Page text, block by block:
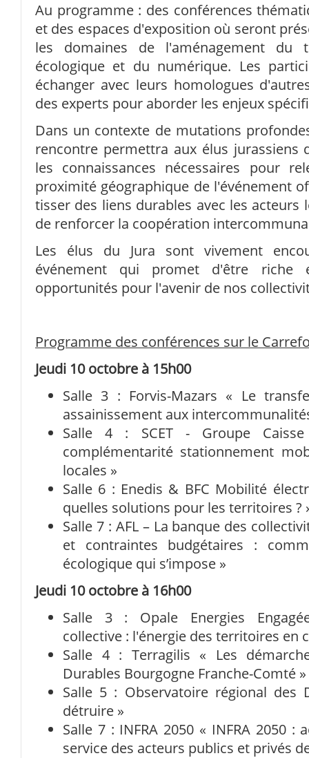
Au programme : des conférences
et des espaces d'exposition où seront
les domaines de l'aménagement du
écologique et du numérique. Les
échanger avec leurs homologues
des experts pour aborder les enjeux
Dans un contexte de mutations
rencontre permettra aux élus jurassiens
les connaissances nécessaires pour
proximité géographique de l'événement
tisser des liens durables avec les acteurs
de renforcer la coopération
Les élus du Jura sont vivement
événement qui promet d'être riche
opportunités pour l'avenir de nos
Programme des conférences sur le
Jeudi 10 octobre à 15h00
Salle 3 : Forvis-Mazars « Le
assainissement aux
Salle 4 : SCET - Groupe
complémentarité stationnement
locales »
Salle 6 : Enedis & BFC Mobilité
quelles solutions pour les territoires ?
Salle 7 : AFL – La banque des
et contraintes budgétaires :
écologique qui s’impose »
Jeudi 10 octobre à 16h00
Salle 3 : Opale Energies
collective : l'énergie des territoires en
Salle 4 : Terragilis « Les
Durables Bourgogne Franche-Comté »
Salle 5 : Observatoire régional des
détruire »
Salle 7 : INFRA 2050 « INFRA 2050
service des acteurs publics et privés